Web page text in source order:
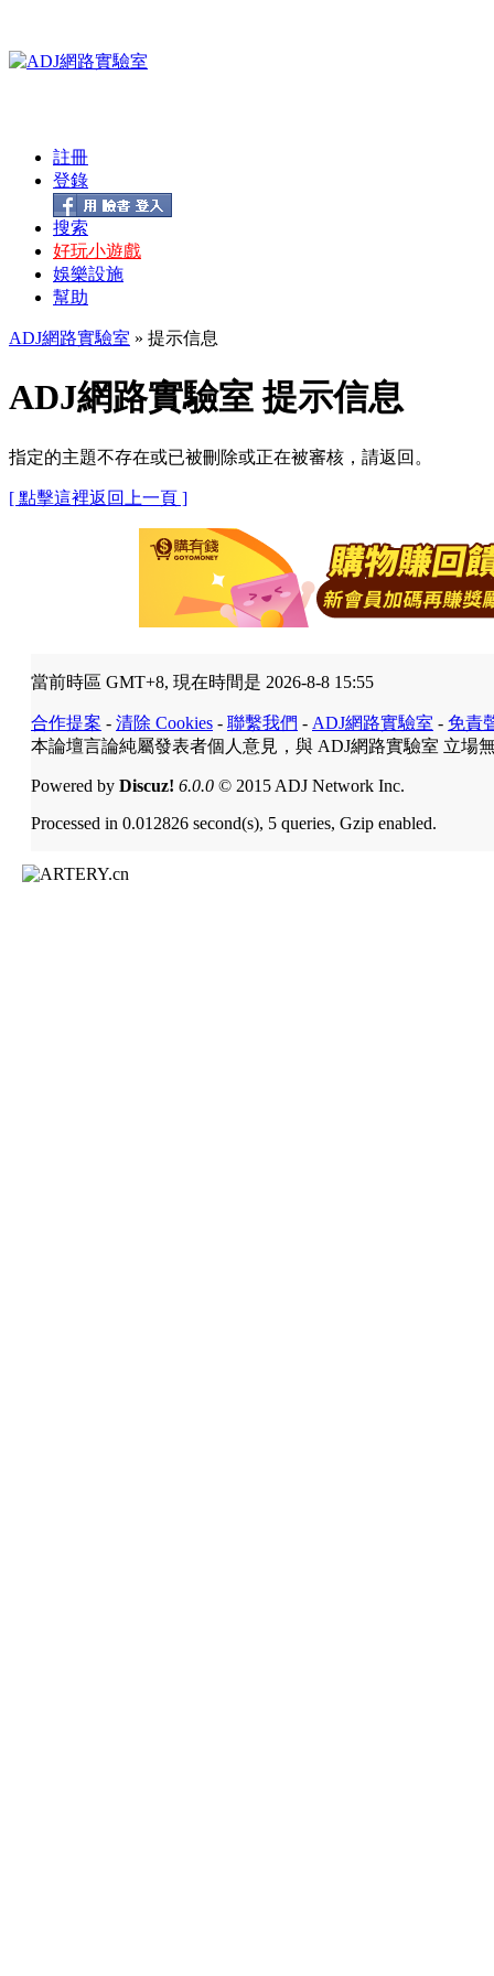
註冊
登錄
搜索
好玩小遊戲
娛樂設施
幫助
ADJ網路實驗室 » 提示信息
ADJ網路實驗室 提示信息
指定的主題不存在或已被刪除或正在被審核，請返回。
[ 點擊這裡返回上一頁 ]
當前時區 GMT+8, 現在時間是 2026-8-8 15:55
合作提案 - 清除 Cookies - 聯繫我們 - ADJ網路實驗室 - 免責
本論壇言論純屬發表者個人意見，與 ADJ網路實驗室 立場
Powered by Discuz! 6.0.0 © 2015 ADJ Network Inc.
Processed in 0.012826 second(s), 5 queries, Gzip enabled.